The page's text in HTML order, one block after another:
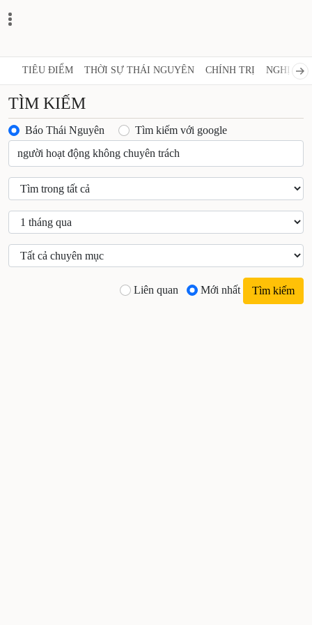
TIÊU ĐIỂM THỜI SỰ THÁI NGUYÊN CHÍNH TRỊ NGHỊ
TÌM KIẾM
Báo Thái Nguyên Tìm kiếm với google
Liên quan Mới nhất Tìm kiếm